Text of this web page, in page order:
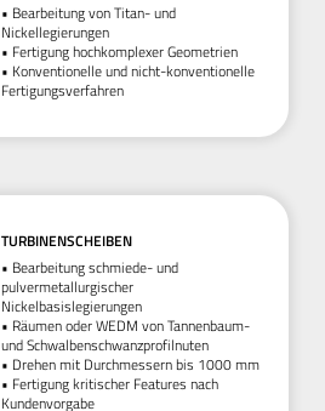
• Bearbeitung von Titan- und
Nickellegierungen
• Fertigung hochkomplexer Geometrien
• Konventionelle und nicht-konventionelle
Fertigungsverfahren
TURBINENSCHEIBEN
• Bearbeitung schmiede- und
pulvermetallurgischer
Nickelbasislegierungen
• Räumen oder WEDM von Tannenbaum-
und Schwalbenschwanzprofilnuten
• Drehen mit Durchmessern bis 1000 mm
• Fertigung kritischer Features nach
Kundenvorgabe